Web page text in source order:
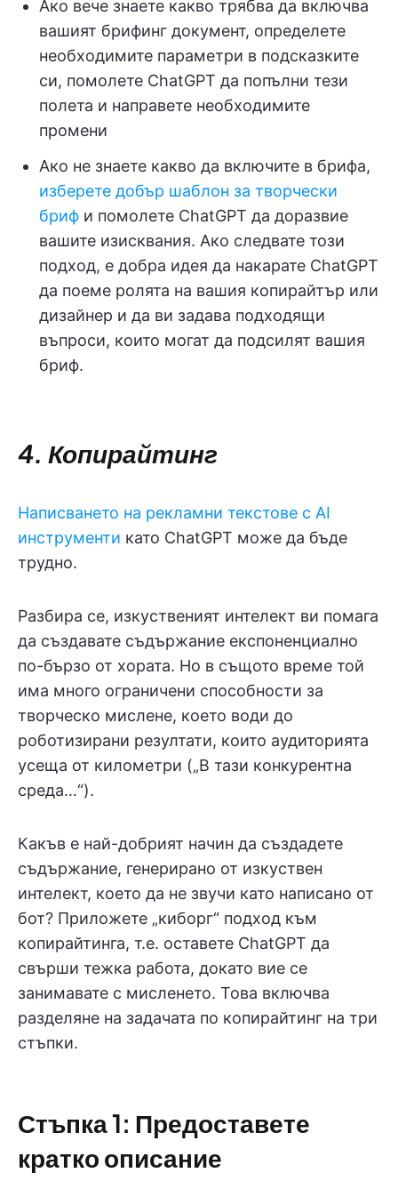
Ако вече знаете какво трябва да включва
вашият брифинг документ, определете
необходимите параметри в подсказките
си, помолете ChatGPT да попълни тези
полета и направете необходимите
промени
Ако не знаете какво да включите в брифа,
изберете добър шаблон за творчески
бриф и помолете ChatGPT да доразвие
вашите изисквания. Ако следвате този
подход, е добра идея да накарате ChatGPT
да поеме ролята на вашия копирайтър или
дизайнер и да ви задава подходящи
въпроси, които могат да подсилят вашия
бриф.
4. Копирайтинг
Написването на рекламни текстове с AI
инструменти като ChatGPT може да бъде
трудно.
Разбира се, изкуственият интелект ви помага
да създавате съдържание експоненциално
по-бързо от хората. Но в същото време той
има много ограничени способности за
творческо мислене, което води до
роботизирани резултати, които аудиторията
усеща от километри („В тази конкурентна
среда…“).
Какъв е най-добрият начин да създадете
съдържание, генерирано от изкуствен
интелект, което да не звучи като написано от
бот? Приложете „киборг“ подход към
копирайтинга, т.е. оставете ChatGPT да
свърши тежка работа, докато вие се
занимавате с мисленето. Това включва
разделяне на задачата по копирайтинг на три
стъпки.
Стъпка 1: Предоставете
кратко описание